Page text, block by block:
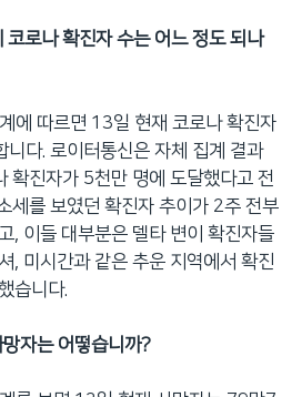
코로나 확진자 수는 어느 정도 되나
에 따르면 13일 현재 코로나 확진자
다. 로이터통신은 자체 집계 결과
확진자가 5천만 명에 도달했다고 전
세를 보였던 확진자 추이가 2주 전부
, 이들 대부분은 델타 변이 확진자들
, 미시간과 같은 추운 지역에서 확진
습니다.
자는 어떻습니까?